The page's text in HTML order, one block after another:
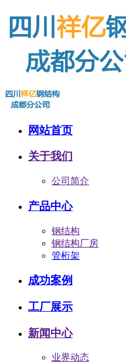
网站首页
关于我们
公司简介
产品中心
钢结构
钢结构厂房
管桁架
成功案例
工厂展示
新闻中心
业界动态